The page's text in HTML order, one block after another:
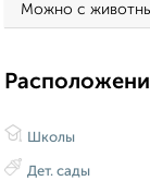
Можно с
Школы
Дет. сады